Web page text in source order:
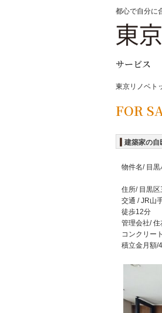
都心で自分に
サービス
東京リノベト
FOR
建築家の自
物件名/ 目
住所/ 目黒
交通 / JR山
徒歩12分
管理会社/
コンクリー
積立金月額/